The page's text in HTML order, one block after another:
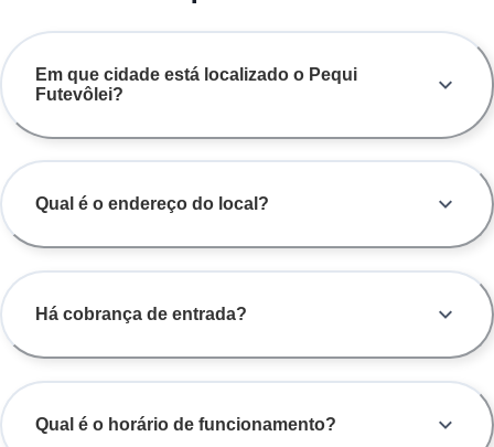
Em que cidade está localizado o Pequi
Futevôlei?
Qual é o endereço do local?
Há cobrança de entrada?
Qual é o horário de funcionamento?